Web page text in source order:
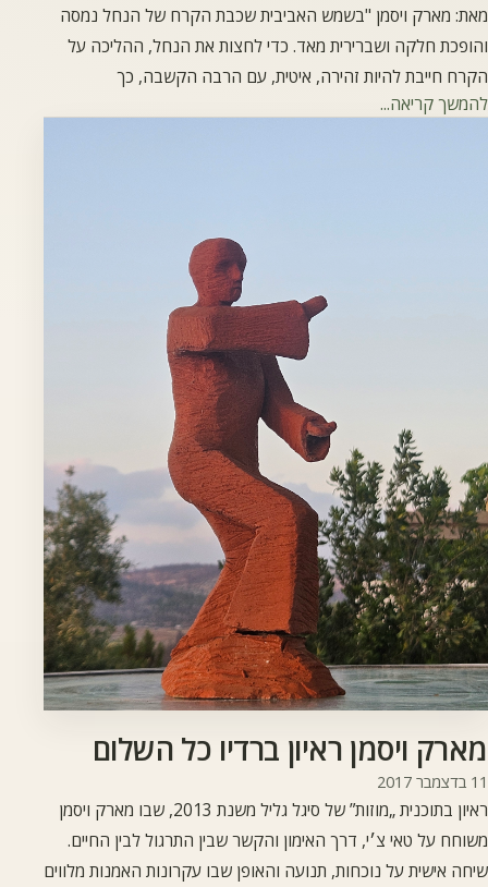
מאת: מארק ויסמן "בשמש האביבית שכבת הקרח של הנחל נמסה
והופכת חלקה ושברירית מאד. כדי לחצות את הנחל, ההליכה על
הקרח חייבת להיות זהירה, איטית, עם הרבה הקשבה, כך
שתתאפשר נסיגה במידה והקרח ישבר. כל השועלים, הצעירים
להמשך קריאה...
מארק ויסמן ראיון ברדיו כל השלום
11 בדצמבר 2017
ראיון בתוכנית „מוזות” של סיגל גליל משנת 2013, שבו מארק ויסמן
משוחח על טאי צ׳י, דרך האימון והקשר שבין התרגול לבין החיים.
שיחה אישית על נוכחות, תנועה והאופן שבו עקרונות האמנות מלווים